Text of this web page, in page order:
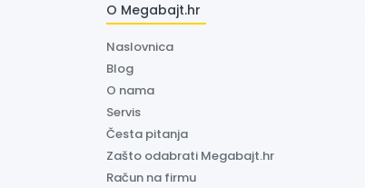
O Megabajt.hr
Naslovnica
Blog
O nama
Servis
Česta pitanja
Zašto odabrati Megabajt.hr
Račun na firmu